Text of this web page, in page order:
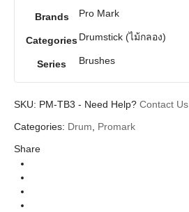
Brands Pro Mark
CategoriesDrumstick (ไม้กลอง)
Series Brushes
SKU: PM-TB3 - Need Help? Contact Us
Categories: Drum, Promark
Share